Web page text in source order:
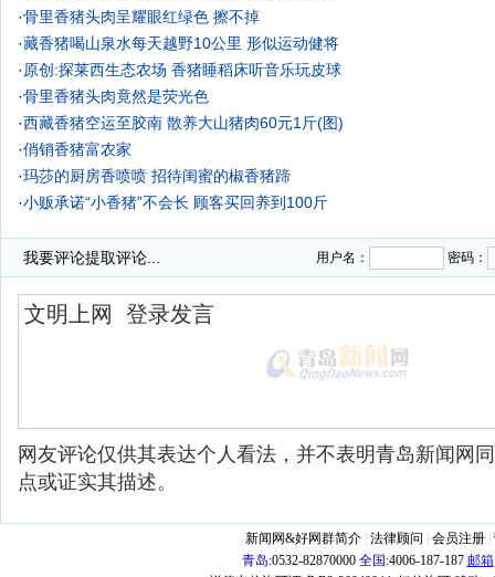
·骨里香猪头肉呈耀眼红绿色 擦不掉
·藏香猪喝山泉水每天越野10公里 形似运动健将
· 原创:探莱西生态农场 香猪睡稻床听音乐玩皮球
·骨里香猪头肉竟然是荧光色
·西藏香猪空运至胶南 散养大山猪肉60元1斤(图)
·俏销香猪富农家
·玛莎的厨房香喷喷 招待闺蜜的椒香猪蹄
·小贩承诺“小香猪”不会长 顾客买回养到100斤
我要评论提取评论... 用户名： 密码：
网友评论仅供其表达个人看法，并不表明青岛新闻网
点或证实其描述。